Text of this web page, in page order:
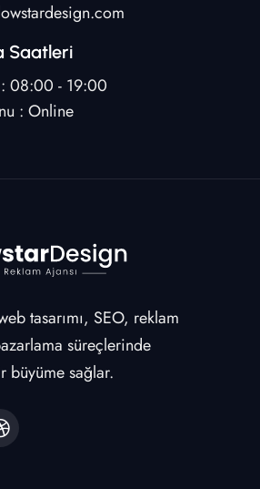
Saatleri
08:00 - 19:00
: Online
tasarımı, SEO, reklam
süreçlerinde
büyüme sağlar.